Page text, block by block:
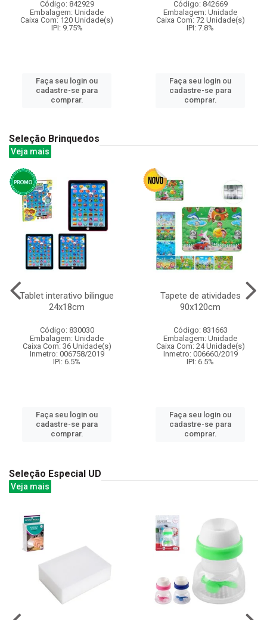
Código: 842929
Embalagem: Unidade
Caixa Com: 120 Unidade(s)
IPI: 9.75%
Faça seu login ou
cadastre-se para
comprar.
Código: 842669
Embalagem: Unidade
Caixa Com: 72 Unidade(s)
IPI: 7.8%
Faça seu login ou
cadastre-se para
comprar.
Seleção Brinquedos
Veja mais
Tablet interativo bilingue
24x18cm
Código: 830030
Embalagem: Unidade
Caixa Com: 36 Unidade(s)
Inmetro: 006758/2019
IPI: 6.5%
Faça seu login ou
cadastre-se para
comprar.
Tapete de atividades
90x120cm
Código: 831663
Embalagem: Unidade
Caixa Com: 24 Unidade(s)
Inmetro: 006660/2019
IPI: 6.5%
Faça seu login ou
cadastre-se para
comprar.
Seleção Especial UD
Veja mais